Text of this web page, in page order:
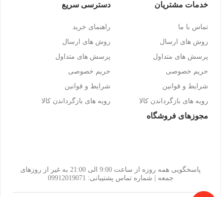
خدمات مشتریان
تماس با ما
روش های ارسال
پرسش های متداول
حریم خصوصی
شرایط و قوانین
رویه های بازگرداندن کالا
دسترسی سریع
راهنمای خرید
روش های ارسال
پرسش های متداول
حریم خصوصی
شرایط و قوانین
رویه های بازگرداندن کالا
مجوزهای فروشگاه
پاسخگویی همه روزه از ساعت 9:00 الی 21:00 به غیر از روزهای
جمعه | شماره تماس پشتیبانی: 09912019071